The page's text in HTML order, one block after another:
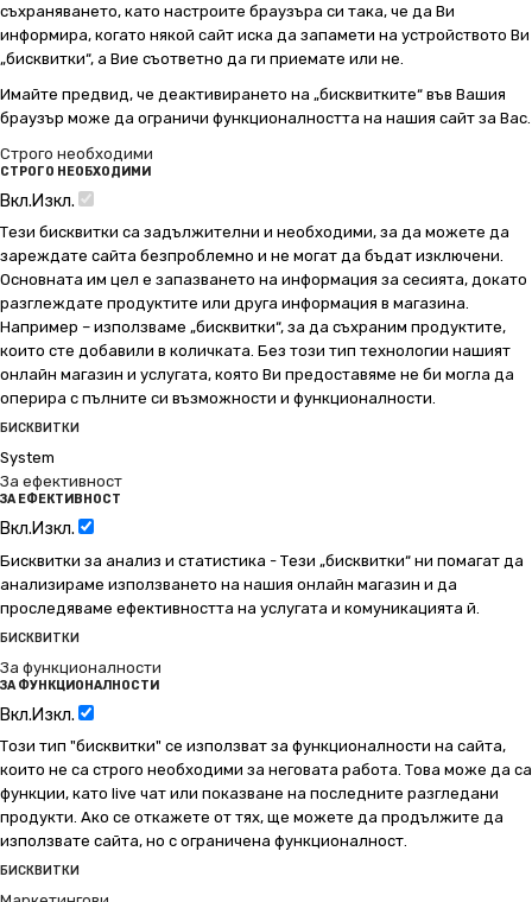
съхраняването, като настроите браузъра си така, че да Ви
информира, когато някой сайт иска да запамети на устройството Ви
„бисквитки“, а Вие съответно да ги приемате или не.
Имайте предвид, че деактивирането на „бисквитките“ във Вашия
браузър може да ограничи функционалността на нашия сайт за Вас.
Строго необходими
СТРОГО НЕОБХОДИМИ
Вкл.Изкл.
Тези бисквитки са задължителни и необходими, за да можете да
зареждате сайта безпроблемно и не могат да бъдат изключени.
Основната им цел е запазването на информация за сесията, докато
разглеждате продуктите или друга информация в магазина.
Например – използваме „бисквитки“, за да съхраним продуктите,
които сте добавили в количката. Без този тип технологии нашият
онлайн магазин и услугата, която Ви предоставяме не би могла да
оперира с пълните си възможности и функционалности.
БИСКВИТКИ
System
За ефективност
ЗА ЕФЕКТИВНОСТ
Вкл.Изкл.
Бисквитки за анализ и статистика - Тези „бисквитки“ ни помагат да
анализираме използването на нашия онлайн магазин и да
проследяваме ефективността на услугата и комуникацията й.
БИСКВИТКИ
За функционалности
ЗА ФУНКЦИОНАЛНОСТИ
Вкл.Изкл.
Този тип "бисквитки" се използват за функционалности на сайта,
които не са строго необходими за неговата работа. Това може да са
функции, като live чат или показване на последните разгледани
продукти. Ако се откажете от тях, ще можете да продължите да
използвате сайта, но с ограничена функционалност.
БИСКВИТКИ